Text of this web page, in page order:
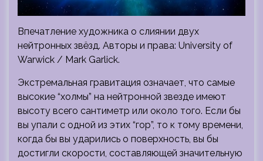
Впечатление художника о слиянии двух
нейтронных звёзд. Авторы и права: University of
Warwick / Mark Garlick.
Экстремальная гравитация означает, что самые
высокие “холмы” на нейтронной звезде имеют
высоту всего сантиметр или около того. Если бы
вы упали с одной из этих “гор”, то к тому времени,
когда бы вы ударились о поверхность, вы бы
достигли скорости, составляющей значительную